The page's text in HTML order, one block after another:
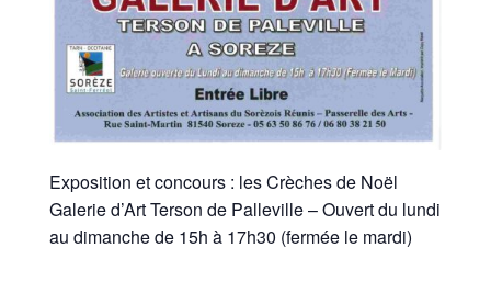
Exposition et concours : les Crèches de Noël
Galerie d’Art Terson de Palleville – Ouvert du lundi
au dimanche de 15h à 17h30 (fermée le mardi)